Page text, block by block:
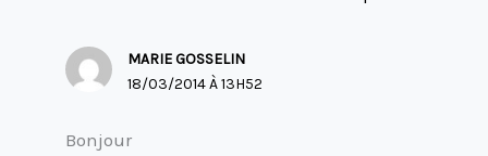
MARIE GOSSELIN
18/03/2014 À 13H52
Bonjour